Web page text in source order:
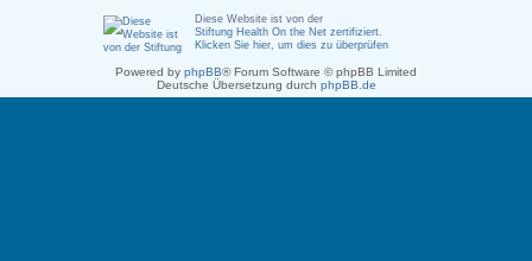
Diese Website ist von der
Stiftung Health On the Net zertifiziert
Klicken Sie hier, um dies zu überprüfen
Powered by phpBB® Forum Software © phpBB Limited
Deutsche Übersetzung durch phpBB.de